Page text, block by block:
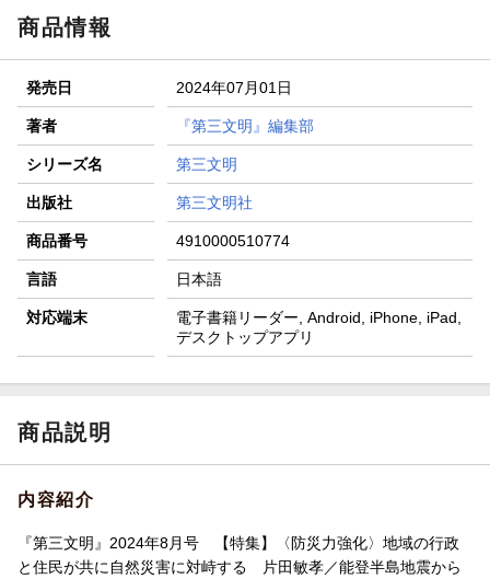
商品情報
発売日 2024年07月01日
著者 『第三文明』編集部
シリーズ名 第三文明
出版社 第三文明社
商品番号 4910000510774
言語 日本語
対応端末
電子書籍リーダー, Android, iPhone, iPad,
デスクトップアプリ
商品説明
内容紹介
『第三文明』2024年8月号 【特集】〈防災力強化〉地域の行政
と住民が共に自然災害に対峙する 片田敏孝／能登半島地震から